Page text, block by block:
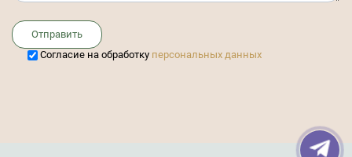
Отправить
Cогласие на обработку персональных данных